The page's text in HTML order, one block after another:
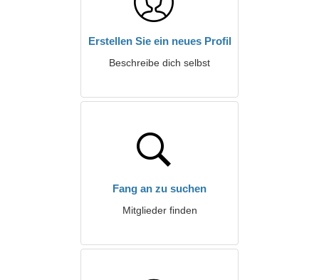
Erstellen Sie ein neues Profil
Beschreibe dich selbst
Fang an zu suchen
Mitglieder finden